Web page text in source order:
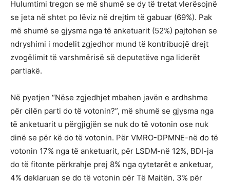
Hulumtimi tregon se më shumë se dy të tretat vlerësojnë
se jeta në shtet po lëviz në drejtim të gabuar (69%). Pak
më shumë se gjysma nga të anketuarit (52%) pajtohen se
ndryshimi i modelit zgjedhor mund të kontribuojë drejt
zvogëlimit të varshmërisë së deputetëve nga liderët
partiakë.
Në pyetjen “Nëse zgjedhjet mbahen javën e ardhshme
për cilën parti do të votonin?”, më shumë se gjysma nga
të anketuarit u përgjigjën se nuk do të votonin ose nuk
dinë se për kë do të votonin. Për VMRO-DPMNE-në do të
votonin 17% nga të anketuarit, për LSDM-në 12%, BDI-ja
do të fitonte përkrahje prej 8% nga qytetarët e anketuar,
4% deklaruan se do të votonin për Të Majtën, 3% për